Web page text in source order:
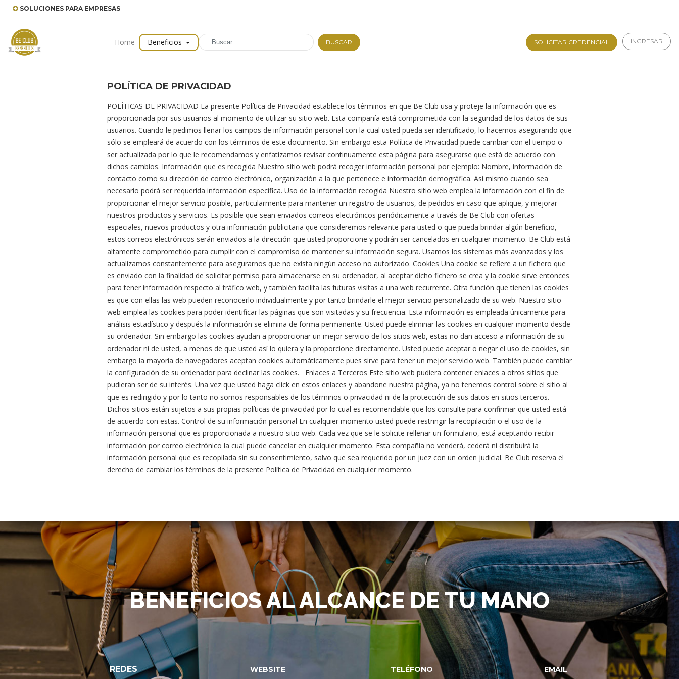
SOLUCIONES PARA EMPRESAS
Home Beneficios BUSCAR SOLICITAR CREDENCIAL INGRESAR
POLÍTICA DE PRIVACIDAD
POLÍTICAS DE PRIVACIDAD La presente Política de Privacidad establece los términos en que Be Club usa y proteje la información que es
proporcionada por sus usuarios al momento de utilizar su sitio web. Esta compañía está comprometida con la seguridad de los datos de sus
usuarios. Cuando le pedimos llenar los campos de información personal con la cual usted pueda ser identificado, lo hacemos asegurando que
sólo se empleará de acuerdo con los términos de este documento. Sin embargo esta Política de Privacidad puede cambiar con el tiempo o
ser actualizada por lo que le recomendamos y enfatizamos revisar continuamente esta página para asegurarse que está de acuerdo con
dichos cambios. Información que es recogida Nuestro sitio web podrá recoger información personal por ejemplo: Nombre, información de
contacto como su dirección de correo electrónico, organización a la que pertenece e información demográfica. Así mismo cuando sea
necesario podrá ser requerida información específica. Uso de la información recogida Nuestro sitio web emplea la información con el fin de
proporcionar el mejor servicio posible, particularmente para mantener un registro de usuarios, de pedidos en caso que aplique, y mejorar
nuestros productos y servicios. Es posible que sean enviados correos electrónicos periódicamente a través de Be Club con ofertas
especiales, nuevos productos y otra información publicitaria que consideremos relevante para usted o que pueda brindar algún beneficio,
estos correos electrónicos serán enviados a la dirección que usted proporcione y podrán ser cancelados en cualquier momento. Be Club está
altamente comprometido para cumplir con el compromiso de mantener su información segura. Usamos los sistemas más avanzados y los
actualizamos constantemente para asegurarnos que no exista ningún acceso no autorizado. Cookies Una cookie se refiere a un fichero que
es enviado con la finalidad de solicitar permiso para almacenarse en su ordenador, al aceptar dicho fichero se crea y la cookie sirve entonces
para tener información respecto al tráfico web, y también facilita las futuras visitas a una web recurrente. Otra función que tienen las cookies
es que con ellas las web pueden reconocerlo individualmente y por tanto brindarle el mejor servicio personalizado de su web. Nuestro sitio
web emplea las cookies para poder identificar las páginas que son visitadas y su frecuencia. Esta información es empleada únicamente para
análisis estadístico y después la información se elimina de forma permanente. Usted puede eliminar las cookies en cualquier momento desde
su ordenador. Sin embargo las cookies ayudan a proporcionar un mejor servicio de los sitios web, estas no dan acceso a información de su
ordenador ni de usted, a menos de que usted así lo quiera y la proporcione directamente. Usted puede aceptar o negar el uso de cookies, sin
embargo la mayoría de navegadores aceptan cookies automáticamente pues sirve para tener un mejor servicio web. También puede cambiar
la configuración de su ordenador para declinar las cookies. Enlaces a Terceros Este sitio web pudiera contener enlaces a otros sitios que
pudieran ser de su interés. Una vez que usted haga click en estos enlaces y abandone nuestra página, ya no tenemos control sobre el sitio al
que es redirigido y por lo tanto no somos responsables de los términos o privacidad ni de la protección de sus datos en sitios terceros.
Dichos sitios están sujetos a sus propias políticas de privacidad por lo cual es recomendable que los consulte para confirmar que usted está
de acuerdo con estas. Control de su información personal En cualquier momento usted puede restringir la recopilación o el uso de la
información personal que es proporcionada a nuestro sitio web. Cada vez que se le solicite rellenar un formulario, está aceptando recibir
información por correo electrónico la cual puede cancelar en cualquier momento. Esta compañía no venderá, cederá ni distribuirá la
información personal que es recopilada sin su consentimiento, salvo que sea requerido por un juez con un orden judicial. Be Club reserva el
derecho de cambiar los términos de la presente Política de Privacidad en cualquier momento.
BENEFICIOS AL ALCANCE DE TU MANO
REDES WEBSITE TELÉFONO EMAIL